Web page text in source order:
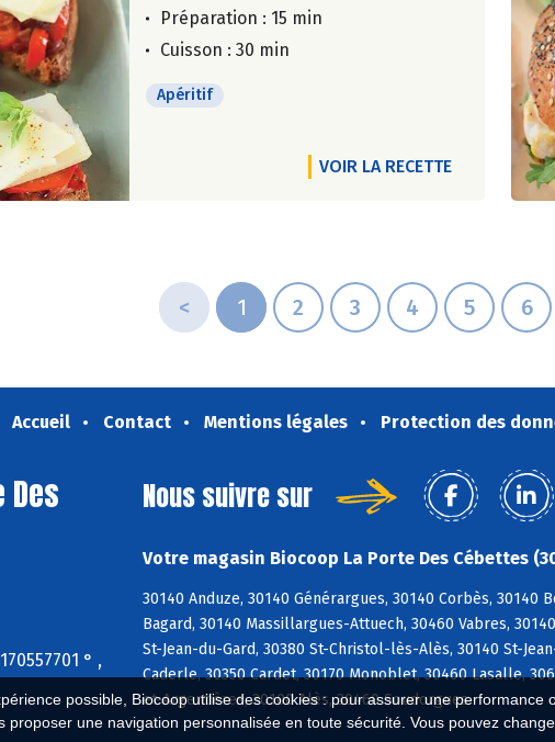
possible, Biocoop utilise des cookies : pour assurer une
proposer une navigation personnalisée en toute sécurité. Vous pouvez
Préparation : 15 min
Cuisson : 30 min
Apéritif
VOIR LA RECETTE
< 1 2 3 4 5 6
Accueil Contact Mentions légales Protection des
Des
° ,
Nous suivre sur
Votre magasin Biocoop La Porte Des Cébettes
30140 Anduze, 30140 Générargues, 30140 Corbès, 30140
Bagard, 30140 Massillargues-Attuech, 30460 Vabres,
St-Jean-du-Gard, 30380 St-Christol-lès-Alès, 30140 St-
Caderle, 30350 Cardet, 30170 Monoblet, 30460 Lasalle,
et-Argentières, 30100 Alès, 30460 Soudorgues